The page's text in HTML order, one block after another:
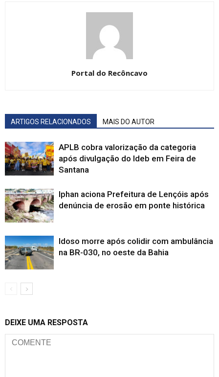
Portal do Recôncavo
ARTIGOS RELACIONADOS MAIS DO AUTOR
APLB cobra valorização da categoria
após divulgação do Ideb em Feira de
Santana
Iphan aciona Prefeitura de Lençóis após
denúncia de erosão em ponte histórica
Idoso morre após colidir com ambulância
na BR-030, no oeste da Bahia
DEIXE UMA RESPOSTA